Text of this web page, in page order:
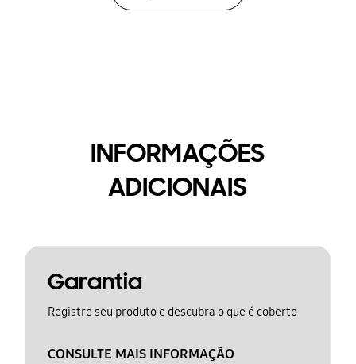
INFORMAÇÕES
ADICIONAIS
Garantia
Registre seu produto e descubra o que é coberto
CONSULTE MAIS INFORMAÇÃO